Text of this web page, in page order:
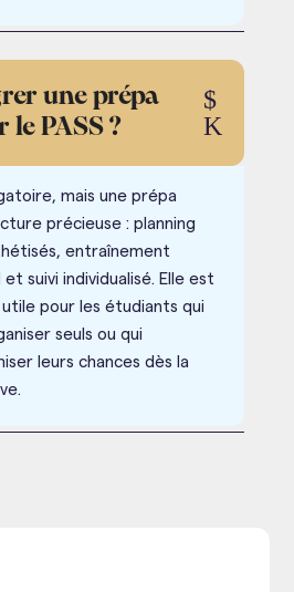
une prépa
PASS ?
$
K
mais une prépa
précieuse : planning
entraînement
suivi individualisé. Elle est
pour les étudiants qui
seuls ou qui
leurs chances dès la